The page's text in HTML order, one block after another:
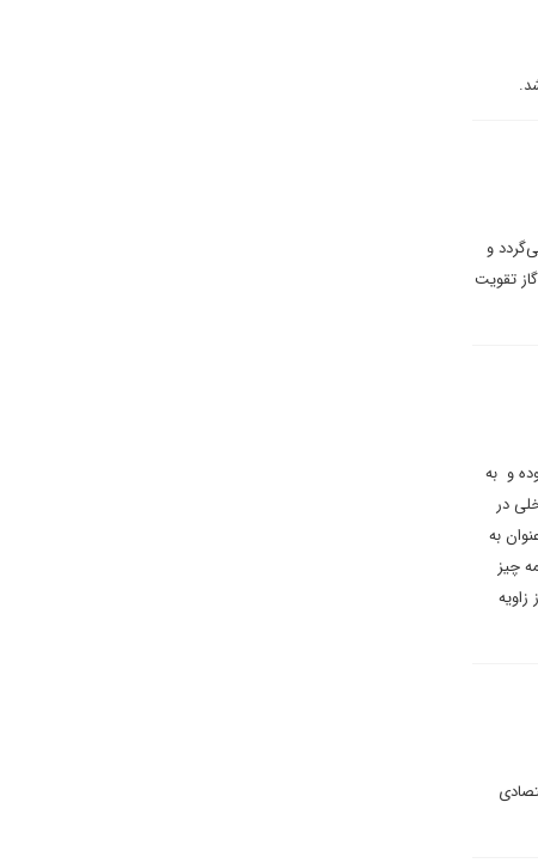
و
تقویت
و به
در
به
چیز